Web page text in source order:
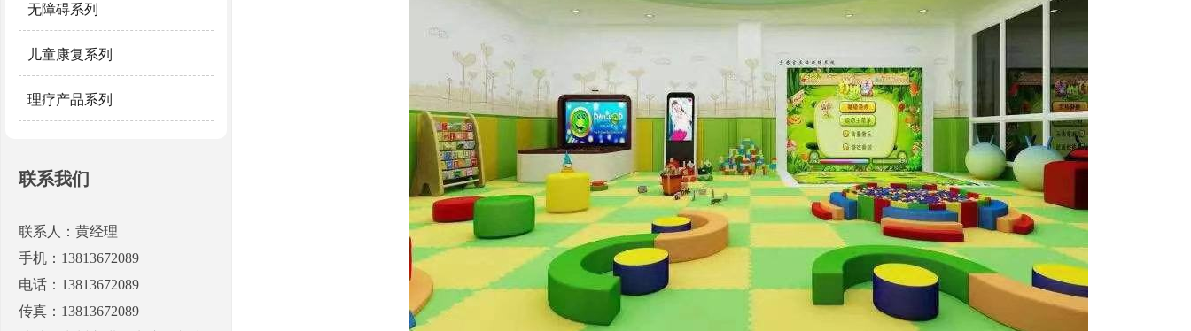
无障碍系列
儿童康复系列
理疗产品系列
联系我们
联系人：黄经理
手机：13813672089
电话：13813672089
传真：13813672089